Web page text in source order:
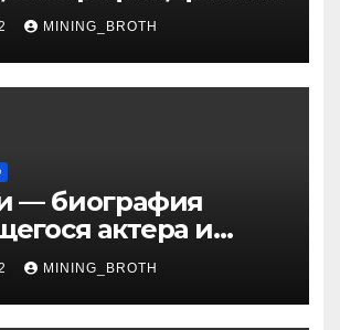
Википедия
MINING_BROTH
— биография
актера и
певца, чья
захватывает
сердец
MINING_BROTH